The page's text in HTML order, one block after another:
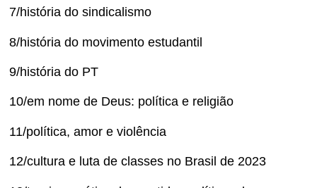
7/história do sindicalismo
8/história do movimento estudantil
9/história do PT
10/em nome de Deus: política e religião
11/política, amor e violência
12/cultura e luta de classes no Brasil de 2023